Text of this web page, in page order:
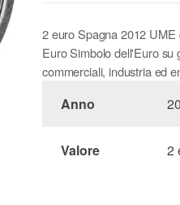
2 euro Spagna 2012
Euro Simbolo dell'Euro su
commerciali, industria ed
Anno
Valore 2